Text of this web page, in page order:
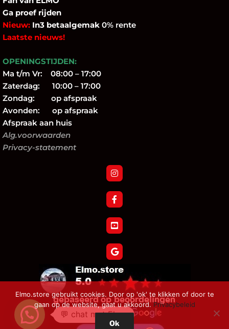
Ga proef rijden
Nieuw: In3 betaalgemak 0% rente
Laatste nieuws!
OPENINGSTIJDEN:
Ma t/m Vr: 08:00 – 17:00
Zaterdag: 10:00 – 17:00
Zondag: op afspraak
Avonden: op afspraak
Afspraak aan huis
Alg.voorwaarden
Privacy-statement
💬 chat met Elmo
Elmo.store gebruikt cookies. Door op 'ok' te klikken of door te
gaan op de website, gaat u akkoord.Privacybeleid
Ok